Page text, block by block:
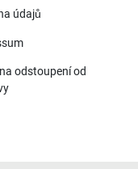
údajů
odstoupení od